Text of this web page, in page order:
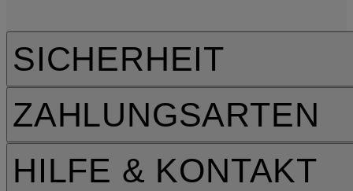
HILFE & KONTAKT
SICHERHEIT
ZAHLUNGSARTEN